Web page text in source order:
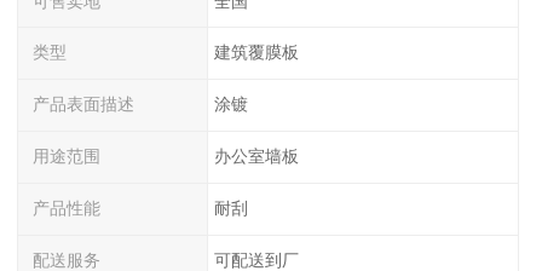
类型 建筑覆膜板
产品表面描述 涂镀
用途范围 办公室墙板
产品性能 耐刮
配送服务 可配送到厂